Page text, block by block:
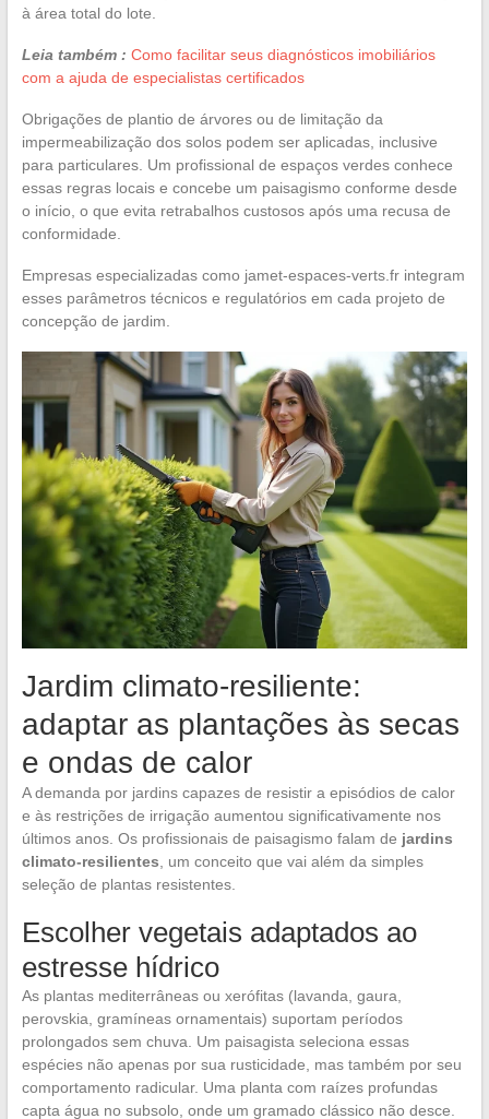
à área total do lote.
Leia também : Como facilitar seus diagnósticos imobiliários
com a ajuda de especialistas certificados
Obrigações de plantio de árvores ou de limitação da
impermeabilização dos solos podem ser aplicadas, inclusive
para particulares. Um profissional de espaços verdes conhece
essas regras locais e concebe um paisagismo conforme desde
o início, o que evita retrabalhos custosos após uma recusa de
conformidade.
Empresas especializadas como jamet-espaces-verts.fr integram
esses parâmetros técnicos e regulatórios em cada projeto de
concepção de jardim.
Jardim climato-resiliente:
adaptar as plantações às secas
e ondas de calor
A demanda por jardins capazes de resistir a episódios de calor
e às restrições de irrigação aumentou significativamente nos
últimos anos. Os profissionais de paisagismo falam de jardins
climato-resilientes, um conceito que vai além da simples
seleção de plantas resistentes.
Escolher vegetais adaptados ao
estresse hídrico
As plantas mediterrâneas ou xerófitas (lavanda, gaura,
perovskia, gramíneas ornamentais) suportam períodos
prolongados sem chuva. Um paisagista seleciona essas
espécies não apenas por sua rusticidade, mas também por seu
comportamento radicular. Uma planta com raízes profundas
capta água no subsolo, onde um gramado clássico não desce.